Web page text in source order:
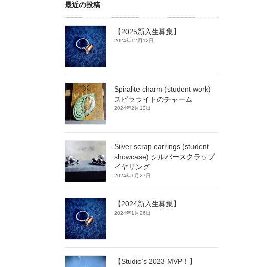
最近の投稿
【2025新入生募集】
2024年12月12日
Spiralite charm (student work)
スピラライトのチャーム
2024年2月12日
Silver scrap earrings (student
showcase) シルバースクラップ
イヤリング
2024年1月27日
【2024新入生募集】
2024年1月26日
【Studio’s 2023 MVP！】